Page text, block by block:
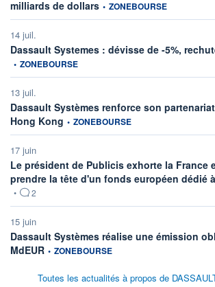
milliards de dollars information fournie par
• ZONEBOURSE
14 juil.
Dassault Systemes : dévisse de -5%,
• ZONEBOURSE
13 juil.
Dassault Systèmes renforce son
Hong Kong information fournie par
• ZONEBOURSE
17 juin
Le président de Publicis exhorte la France
prendre la tête d'un fonds européen dédié
• 2
15 juin
Dassault Systèmes réalise une émission
MdEURinformation fournie par
• ZONEBOURSE
Toutes les actualités à propos de